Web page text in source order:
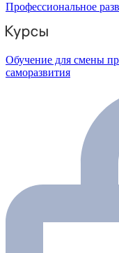
Профессиональное
Обучение для смены
саморазвития